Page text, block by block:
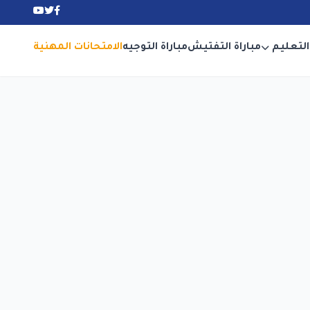
التعليم مباراة التفتيشمباراة التوجيهالامتحانات المهنية